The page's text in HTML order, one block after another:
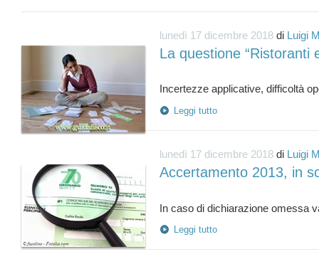
lunedì 17 dicembre 2018 di Luigi
La questione “Ristoranti
Leggi tutto
lunedì 17 dicembre 2018 di Luigi
Accertamento 2013, in
Leggi tutto